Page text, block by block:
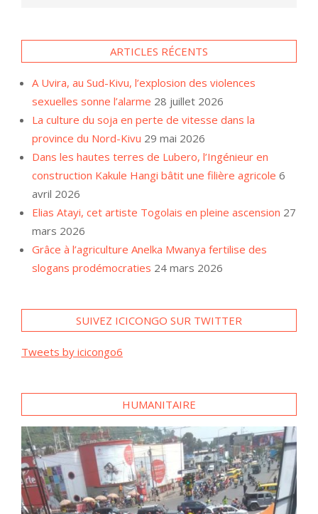
ARTICLES RÉCENTS
A Uvira, au Sud-Kivu, l’explosion des violences
sexuelles sonne l’alarme 28 juillet 2026
La culture du soja en perte de vitesse dans la
province du Nord-Kivu 29 mai 2026
Dans les hautes terres de Lubero, l’Ingénieur en
construction Kakule Hangi bâtit une filière agricole 6
avril 2026
Elias Atayi, cet artiste Togolais en pleine ascension 27
mars 2026
Grâce à l’agriculture Anelka Mwanya fertilise des
slogans prodémocraties 24 mars 2026
SUIVEZ ICICONGO SUR TWITTER
Tweets by icicongo6
HUMANITAIRE